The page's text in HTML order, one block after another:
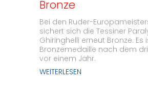
Bronze
Bei den Ruder-
sichert sich die Tessiner
Ghiringhelli erneut Bronze. Es
Bronzemedaille nach dem
vor einem Jahr.
WEITERLESEN